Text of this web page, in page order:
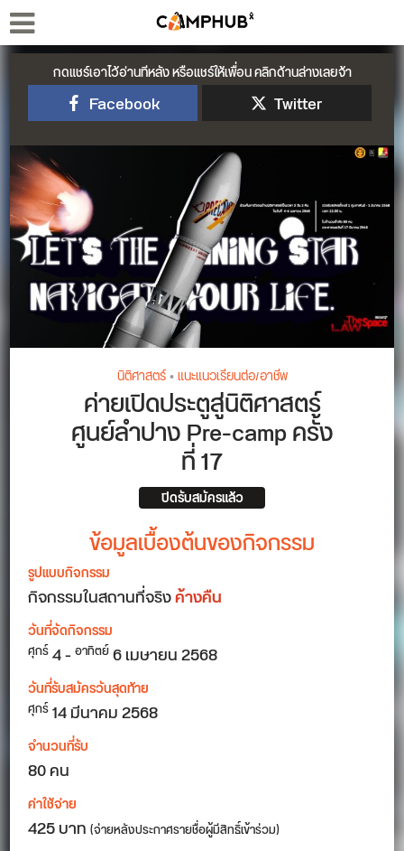
กดแชร์เอาไว้อ่านทีหลัง หรือแชร์ให้เพื่อน คลิกด้านล่างเลยจ้า
Facebook Twitter
นิติศาสตร์•แนะแนวเรียนต่อ/อาชีพ
ค่ายเปิดประตูสู่นิติศาสตร์
ศูนย์ลำปาง Pre-camp ครั้ง
ที่ 17
ปิดรับสมัครแล้ว
ข้อมูลเบื้องต้นของกิจกรรม
รูปแบบกิจกรรม
กิจกรรมในสถานที่จริงค้างคืน
วันที่จัดกิจกรรม
ศุกร์4-อาทิตย์6เมษายน 2568
วันที่รับสมัครวันสุดท้าย
ศุกร์14 มีนาคม 2568
จำนวนที่รับ
80 คน
ค่าใช้จ่าย
425 บาท(จ่ายหลังประกาศรายชื่อผู้มีสิทธิ์เข้าร่วม)